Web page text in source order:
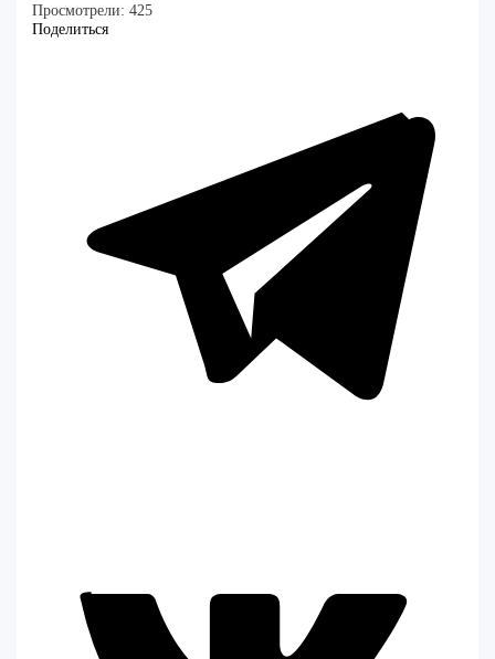
Просмотрели: 425
Поделиться